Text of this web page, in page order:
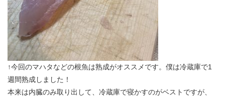
↑今回のマハタなどの根魚は熟成がオススメです。僕は冷蔵庫で1
週間熟成しました！
本来は内臓のみ取り出して、冷蔵庫で寝かすのがベストですが、